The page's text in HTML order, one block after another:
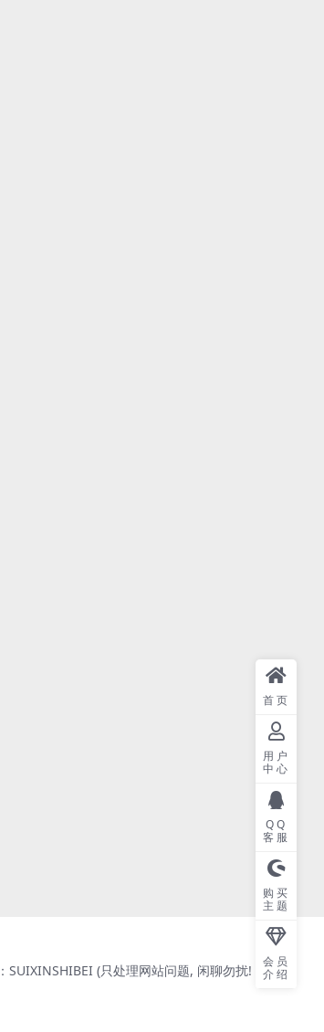
SUIXINSHIBEI (只处理网站问题, 闲聊勿扰! )
首页
用户
中心
QQ
客服
购买
主题
会员
介绍